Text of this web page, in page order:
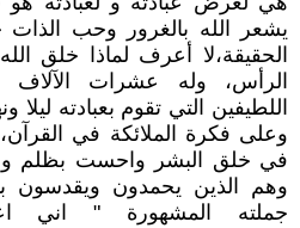
يشعر الله بالغرور وحب
الحقيقة،لا أعرف لماذا خلق
الرأس، وله عشرات الآلاف
اللطيفين التي تقوم بعبادته
وعلى فكرة الملائكة في
في خلق البشر واحست بظلم
وهم الذين يحمدون ويقدسون
جملته المشهورة " اني